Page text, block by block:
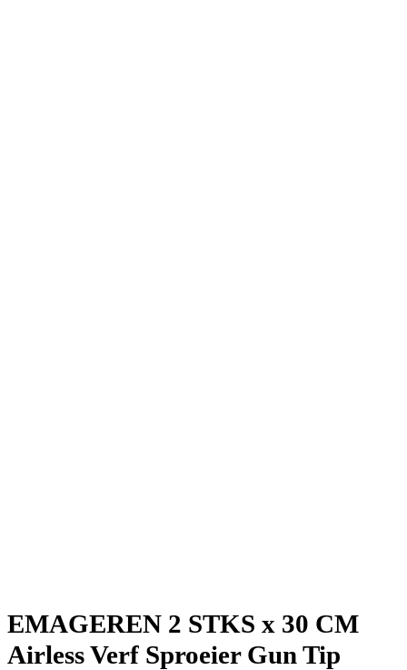
EMAGEREN 2 STKS x 30 CM
Airless Verf Sproeier Gun Tip